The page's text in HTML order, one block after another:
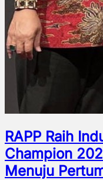
RAPP Raih
Champion
Menuju